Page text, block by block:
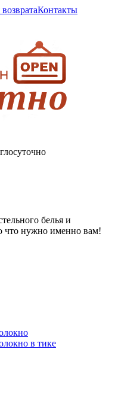
Контакты
белья и
что нужно именно вам!
в тике